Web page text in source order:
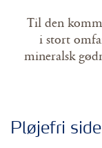
Til den
i stort
mineralsk
Pløjefri